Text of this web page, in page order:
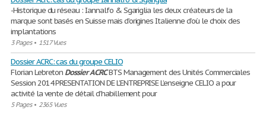
-Historique du réseau : Iannalfo & Sgariglia les deux créateurs de la
marque sont basés en Suisse mais d’origines Italienne d’où le choix des
implantations
3 Pages• 1517 Vues
Dossier ACRC: cas du groupe CELIO
Florian Lebreton DossierACRCBTS Management des Unités Commerciales
Session 2014 PRESENTATION DE L’ENTREPRISE L’enseigne CELIO a pour
activité la vente de détail d’habillement pour
5 Pages• 2365 Vues